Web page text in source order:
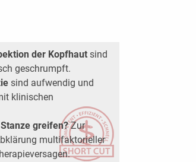
der Kopfhautsind
geschrumpft.
sind aufwendig und
klinischen
greifen?Zur
multifaktorieller